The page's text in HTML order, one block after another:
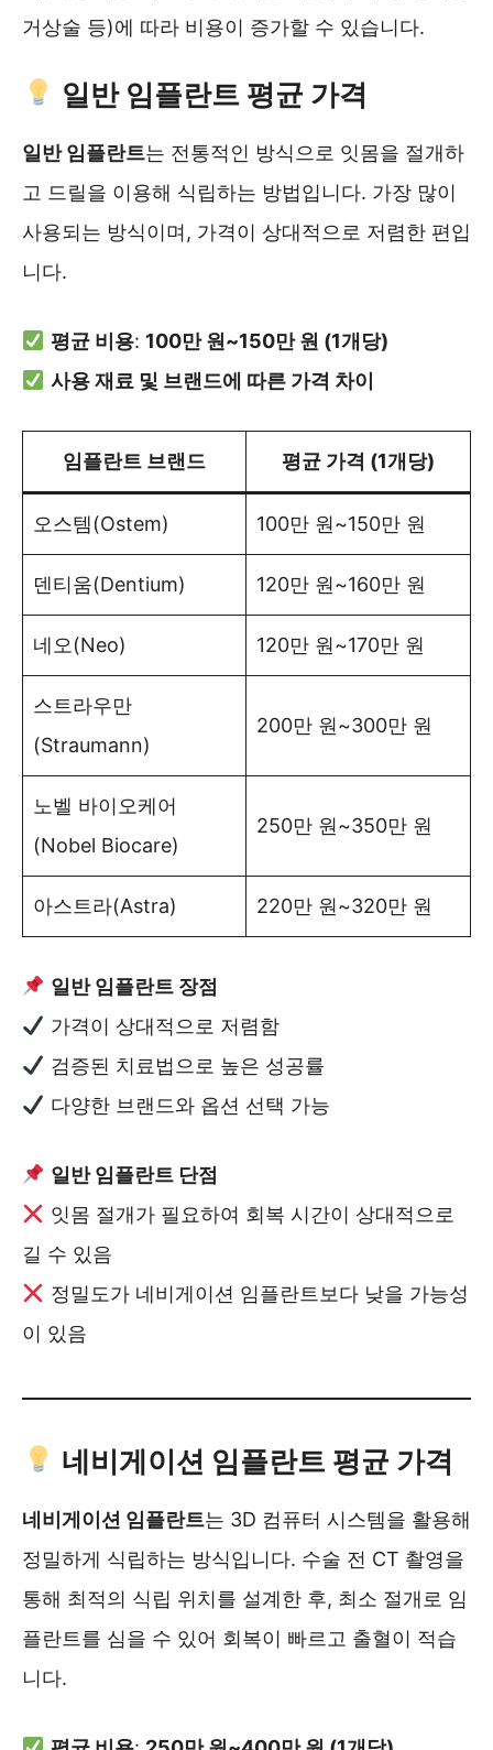
거상술 등)에 따라 비용이 증가할 수 있습니다.
일반 임플란트 평균 가격
일반 임플란트는 전통적인 방식으로 잇몸을 절개하
고 드릴을 이용해 식립하는 방법입니다. 가장 많이
사용되는 방식이며, 가격이 상대적으로 저렴한 편입
니다.
평균 비용: 100만 원~150만 원 (1개당)
사용 재료 및 브랜드에 따른 가격 차이
임플란트 브랜드 평균 가격 (1개당)
오스템(Ostem) 100만 원~150만 원
덴티움(Dentium) 120만 원~160만 원
네오(Neo) 120만 원~170만 원
스트라우만
(Straumann)
200만 원~300만 원
노벨 바이오케어
(Nobel Biocare)
250만 원~350만 원
아스트라(Astra) 220만 원~320만 원
일반 임플란트 장점
가격이 상대적으로 저렴함
검증된 치료법으로 높은 성공률
다양한 브랜드와 옵션 선택 가능
일반 임플란트 단점
잇몸 절개가 필요하여 회복 시간이 상대적으로
길 수 있음
정밀도가 네비게이션 임플란트보다 낮을 가능성
이 있음
네비게이션 임플란트 평균 가격
네비게이션 임플란트는 3D 컴퓨터 시스템을 활용해
정밀하게 식립하는 방식입니다. 수술 전 CT 촬영을
통해 최적의 식립 위치를 설계한 후, 최소 절개로 임
플란트를 심을 수 있어 회복이 빠르고 출혈이 적습
니다.